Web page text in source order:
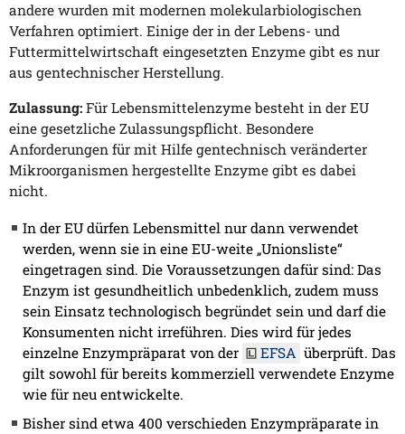
andere wurden mit modernen molekularbiologischen
Verfahren optimiert. Einige der in der Lebens- und
Futtermittelwirtschaft eingesetzten Enzyme gibt es nur
aus gentechnischer Herstellung.
Zulassung: Für Lebensmittelenzyme besteht in der EU
eine gesetzliche Zulassungspflicht. Besondere
Anforderungen für mit Hilfe gentechnisch veränderter
Mikroorganismen hergestellte Enzyme gibt es dabei
nicht.
In der EU dürfen Lebensmittel nur dann verwendet
werden, wenn sie in eine EU-weite „Unionsliste“
eingetragen sind. Die Voraussetzungen dafür sind: Das
Enzym ist gesundheitlich unbedenklich, zudem muss
sein Einsatz technologisch begründet sein und darf die
Konsumenten nicht irreführen. Dies wird für jedes
einzelne Enzympräparat von der
EFSA überprüft. Das
gilt sowohl für bereits kommerziell verwendete Enzyme
wie für neu entwickelte.
Bisher sind etwa 400 verschieden Enzympräparate in